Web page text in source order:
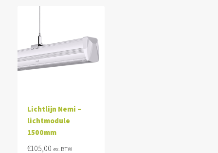
Lichtlijn Nemi –
lichtmodule
1500mm
€105,00 ex. BTW